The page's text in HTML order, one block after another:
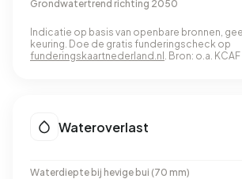
Grondwatertrend richting 2050
Indicatie op basis van openbare bronnen,
keuring. Doe de gratis funderingscheck op
funderingskaartnederland.nl . Bron: o.a.
Wateroverlast
Waterdiepte bij hevige bui (70 mm)